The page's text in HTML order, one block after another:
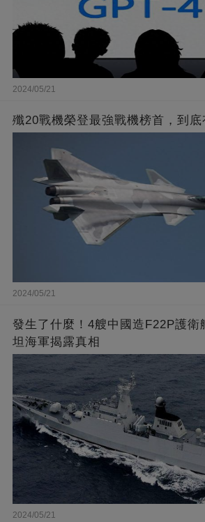
2024/05/21
殲20戰機榮登最強戰機榜首，到底
2024/05/21
發生了什麼！4艘中國造F22P護衛
坦海軍揭露真相
2024/05/21